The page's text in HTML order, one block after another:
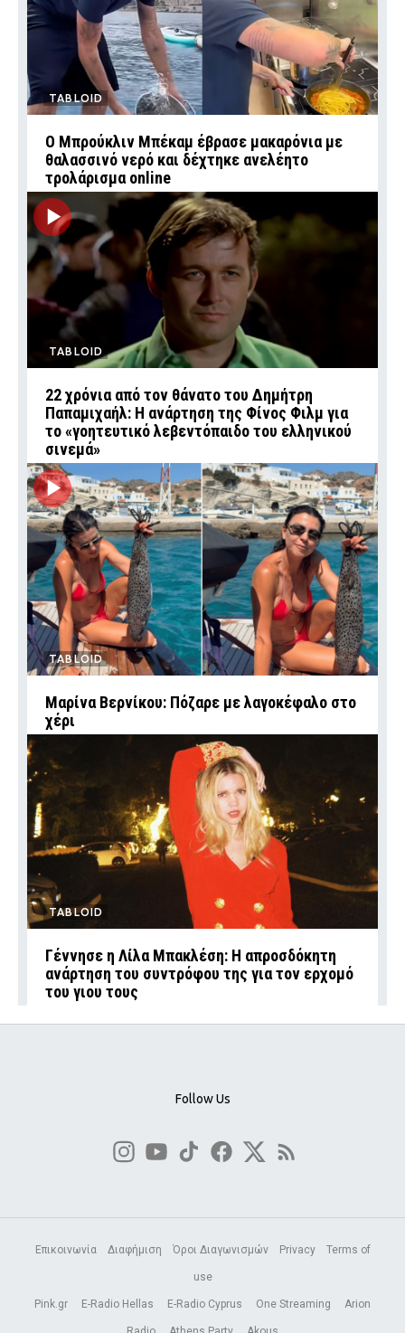
TABLOID
Ο Μπρούκλιν Μπέκαμ έβρασε μακαρόνια με
θαλασσινό νερό και δέχτηκε ανελέητο
τρολάρισμα online
TABLOID
22 χρόνια από τον θάνατο του Δημήτρη
Παπαμιχαήλ: Η ανάρτηση της Φίνος Φιλμ για
το «γοητευτικό λεβεντόπαιδο του ελληνικού
σινεμά»
TABLOID
Μαρίνα Βερνίκου: Πόζαρε με λαγοκέφαλο στο
χέρι
TABLOID
Γέννησε η Λίλα Μπακλέση: Η απροσδόκητη
ανάρτηση του συντρόφου της για τον ερχομό
του γιου τους
Follow Us
Επικοινωνία Διαφήμιση Όροι Διαγωνισμών Privacy Terms of
use
Pink.gr E-Radio Hellas E-Radio Cyprus One Streaming Arion